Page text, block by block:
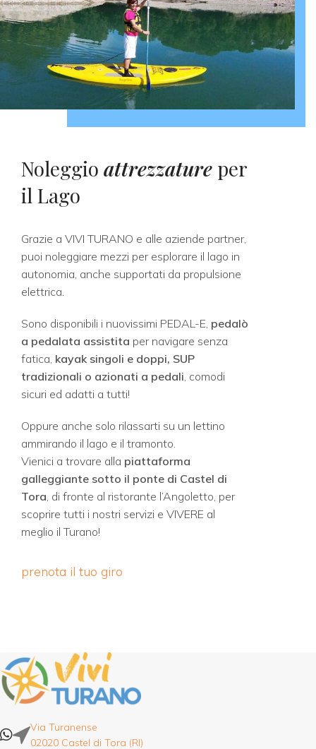
Noleggio attrezzature per
il Lago
Grazie a VIVI TURANO e alle aziende partner,
puoi noleggiare mezzi per esplorare il lago in
autonomia, anche supportati da propulsione
elettrica.
Sono disponibili i nuovissimi PEDAL-E, pedalò
a pedalata assistita per navigare senza
fatica, kayak singoli e doppi, SUP
tradizionali o azionati a pedali, comodi
sicuri ed adatti a tutti!
Oppure anche solo rilassarti su un lettino
ammirando il lago e il tramonto.
Vienici a trovare alla piattaforma
galleggiante sotto il ponte di Castel di
Tora, di fronte al ristorante l’Angoletto, per
scoprire tutti i nostri servizi e VIVERE al
meglio il Turano!
prenota il tuo giro
Via Turanense
02020 Castel di Tora (RI)